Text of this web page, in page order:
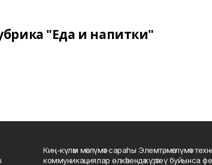
"Еда и напитки"
Киң-күләм мәғлүмәт сараһы Элемтә, мәғлүмәт
коммуникациялар өлкәһендә күҙәтеү буйынса